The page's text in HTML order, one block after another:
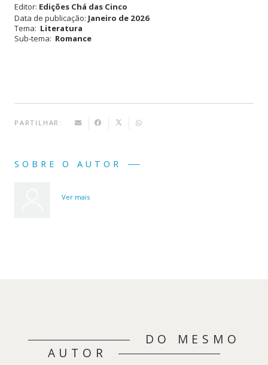
Editor: Edições Chá das Cinco
Data de publicação: Janeiro de 2026
Tema: Literatura
Sub-tema: Romance
PARTILHAR:
SOBRE O AUTOR
Ver mais
DO MESMO
AUTOR